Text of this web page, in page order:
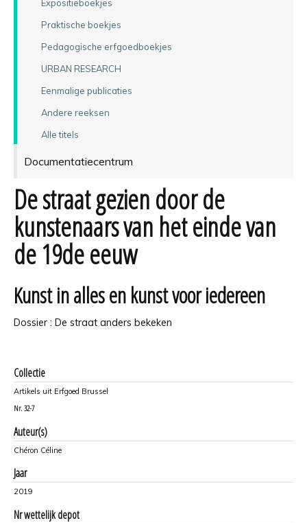
Expositieboekjes
Praktische boekjes
Pedagogische erfgoedboekjes
URBAN RESEARCH
Eenmalige publicaties
Andere reeksen
Alle titels
Documentatiecentrum
De straat gezien door de
kunstenaars van het einde van
de 19de eeuw
Kunst in alles en kunst voor iedereen
Dossier : De straat anders bekeken
Collectie
Artikels uit Erfgoed Brussel
Nr. 32-7
Auteur(s)
Chéron Céline
Jaar
2019
Nr wettelijk depot